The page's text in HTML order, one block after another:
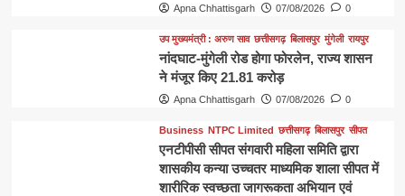
Apna Chhattisgarh 07/08/2026 0
उप मुख्यमंत्री : अरुण साव छत्तीसगढ़ बिलासपुर मुंगेली रायपुर
नांदघाट-मुंगेली रोड होगा फोरलेन, राज्य शासन
ने मंजूर किए 21.81 करोड़
Apna Chhattisgarh 07/08/2026 0
Business NTPC Limited छत्तीसगढ़ बिलासपुर सीपत
एनटीपीसी सीपत संगवारी महिला समिति द्वारा
शासकीय कन्या उच्चतर माध्यमिक शाला सीपत में
शारीरिक स्वच्छता जागरूकता अभियान एवं